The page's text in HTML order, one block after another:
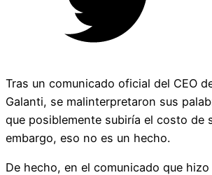
Tras un comunicado oficial del CEO
Galanti, se malinterpretaron sus
que posiblemente subiría el costo de
embargo, eso no es un hecho.
De hecho, en el comunicado que